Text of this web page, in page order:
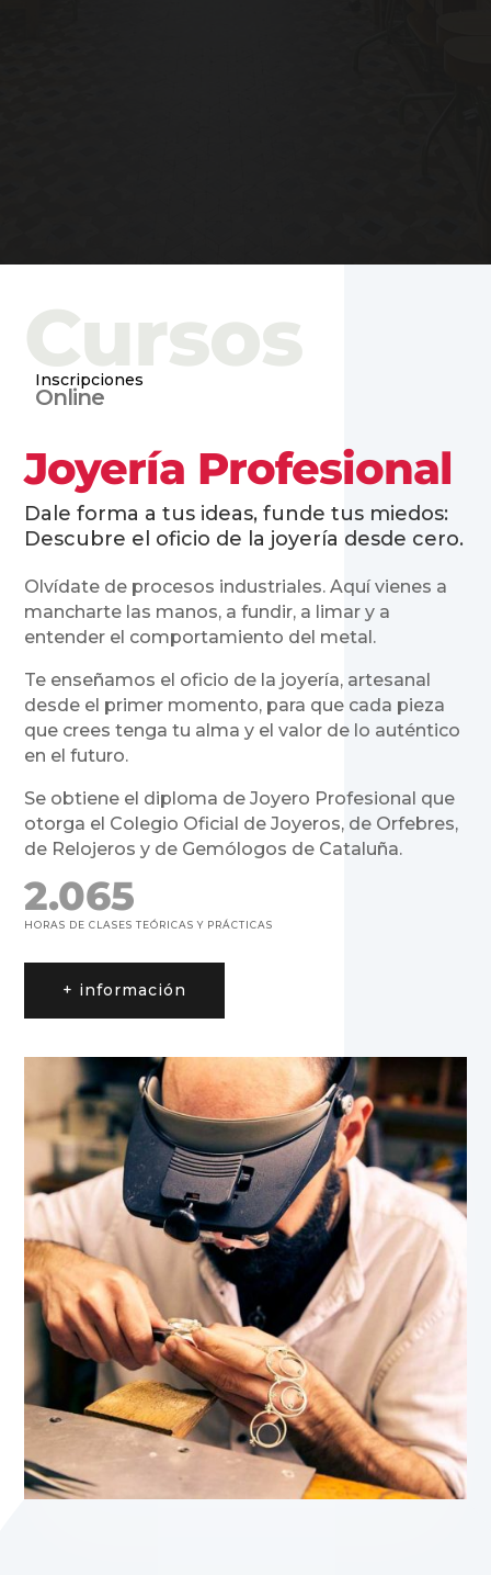
Cursos
Inscripciones
Online
Joyería Profesional
Dale forma a tus ideas, funde tus miedos:
Descubre el oficio de la joyería desde cero.
Olvídate de procesos industriales. Aquí vienes a
mancharte las manos, a fundir, a limar y a
entender el comportamiento del metal.
Te enseñamos el oficio de la joyería, artesanal
desde el primer momento, para que cada pieza
que crees tenga tu alma y el valor de lo auténtico
en el futuro.
Se obtiene el diploma de Joyero Profesional que
otorga el Colegio Oficial de Joyeros, de Orfebres,
de Relojeros y de Gemólogos de Cataluña.
2.065
HORAS DE CLASES TEÓRICAS Y PRÁCTICAS
+ información